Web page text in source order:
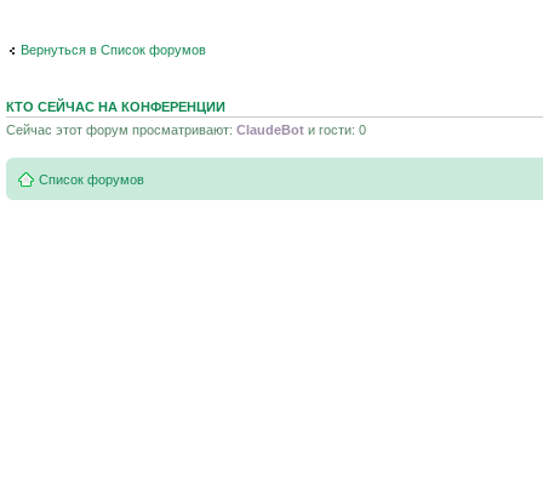
Вернуться в Список форумов
КТО СЕЙЧАС НА КОНФЕРЕНЦИИ
Сейчас этот форум просматривают: ClaudeBot и гости: 0
Список форумов